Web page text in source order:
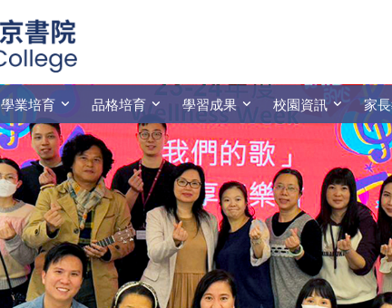
學業培育 品格培育 學習成果 校園資訊 家